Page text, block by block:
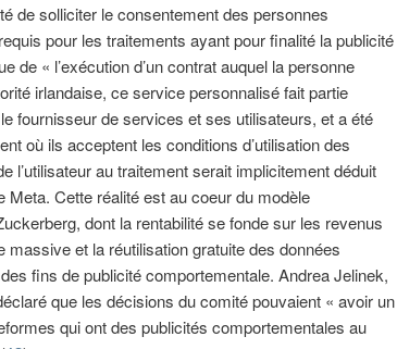
de solliciter le consentement des personnes
pour les traitements ayant pour finalité la publicité
de « l’exécution d’un contrat auquel la personne
irlandaise, ce service personnalisé fait partie
fournisseur de services et ses utilisateurs, et a été
où ils acceptent les conditions d’utilisation des
l’utilisateur au traitement serait implicitement déduit
Meta. Cette réalité est au coeur du modèle
dont la rentabilité se fonde sur les revenus
et la réutilisation gratuite des données
fins de publicité comportementale. Andrea Jelinek,
que les décisions du comité pouvaient « avoir un
qui ont des publicités comportementales au